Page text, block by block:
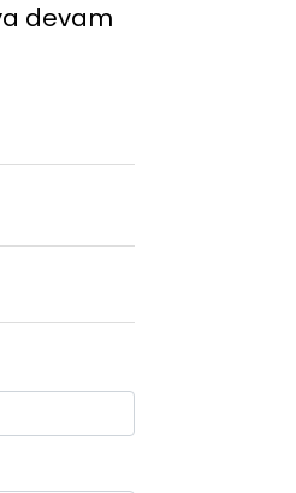
devam